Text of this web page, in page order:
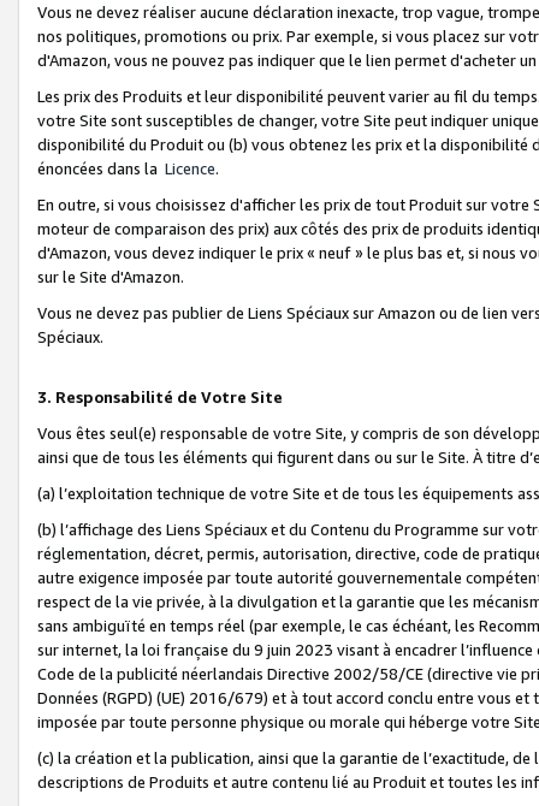
Vous ne devez réaliser aucune déclaration inexacte, trop vague,
nos politiques, promotions ou prix. Par exemple, si vous placez sur
d'Amazon, vous ne pouvez pas indiquer que le lien permet d'acheter
Les prix des Produits et leur disponibilité peuvent varier au fil du
votre Site sont susceptibles de changer, votre Site peut indiquer
disponibilité du Produit ou (b) vous obtenez les prix et la disponibilité
énoncées dans la Licence.
En outre, si vous choisissez d'afficher les prix de tout Produit sur
moteur de comparaison des prix) aux côtés des prix de produits
d'Amazon, vous devez indiquer le prix « neuf » le plus bas et, si nous
sur le Site d'Amazon.
Vous ne devez pas publier de Liens Spéciaux sur Amazon ou de lien
Spéciaux.
3. Responsabilité de Votre Site
Vous êtes seul(e) responsable de votre Site, y compris de son
ainsi que de tous les éléments qui figurent dans ou sur le Site. À titre
(a) l’exploitation technique de votre Site et de tous les équipements
(b) l’affichage des Liens Spéciaux et du Contenu du Programme sur
réglementation, décret, permis, autorisation, directive, code de
autre exigence imposée par toute autorité gouvernementale
respect de la vie privée, à la divulgation et la garantie que les
sans ambiguïté en temps réel (par exemple, le cas échéant, les
sur internet, la loi française du 9 juin 2023 visant à encadrer
Code de la publicité néerlandais Directive 2002/58/CE (directive vie
Données (RGPD) (UE) 2016/679) et à tout accord conclu entre vous
imposée par toute personne physique ou morale qui héberge votre
(c) la création et la publication, ainsi que la garantie de l’exactitude,
descriptions de Produits et autre contenu lié au Produit et toutes les